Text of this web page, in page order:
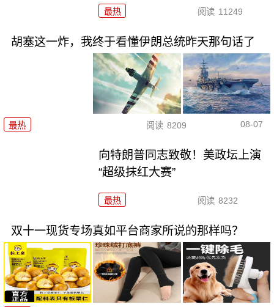
最热 阅读 11249
胡塞这一炸，我终于看懂伊朗总统昨天那句话了
最热 阅读 8209 08-07
向特朗普同志致敬！美政坛上演
“超级抹红大赛”
最热 阅读 8232
双十一现货专场真如平台商家所说的那样吗？